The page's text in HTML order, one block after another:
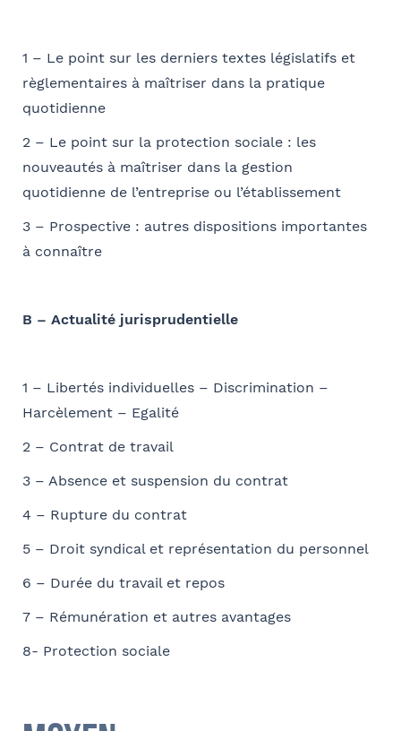
1 – Le point sur les derniers textes législatifs et
règlementaires à maîtriser dans la pratique
quotidienne
2 – Le point sur la protection sociale : les
nouveautés à maîtriser dans la gestion
quotidienne de l’entreprise ou l’établissement
3 – Prospective : autres dispositions importantes
à connaître
B – Actualité jurisprudentielle
1 – Libertés individuelles – Discrimination –
Harcèlement – Egalité
2 – Contrat de travail
3 – Absence et suspension du contrat
4 – Rupture du contrat
5 – Droit syndical et représentation du personnel
6 – Durée du travail et repos
7 – Rémunération et autres avantages
8- Protection sociale
Adresse
Je parraine un participant FACULTATIF
Coordonnées de mon filleul
Prénom
Nom
Société
Fonction
J'autorise Barthélémy Avocats à utiliser mes
du cabinet FACULTATIF
modifiée en 2004, vous bénéficiez d’un droit d’accès et de
rectification aux informations qui vous concernent, que vous pouvez
avocats.com
Rechercher
Sélectionnez votre bureau